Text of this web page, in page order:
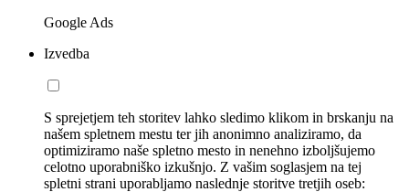
Google Ads
Izvedba
S sprejetjem teh storitev lahko sledimo klikom in brskanju na
našem spletnem mestu ter jih anonimno analiziramo, da
optimiziramo naše spletno mesto in nenehno izboljšujemo
celotno uporabniško izkušnjo. Z vašim soglasjem na tej
spletni strani uporabljamo naslednje storitve tretjih oseb: